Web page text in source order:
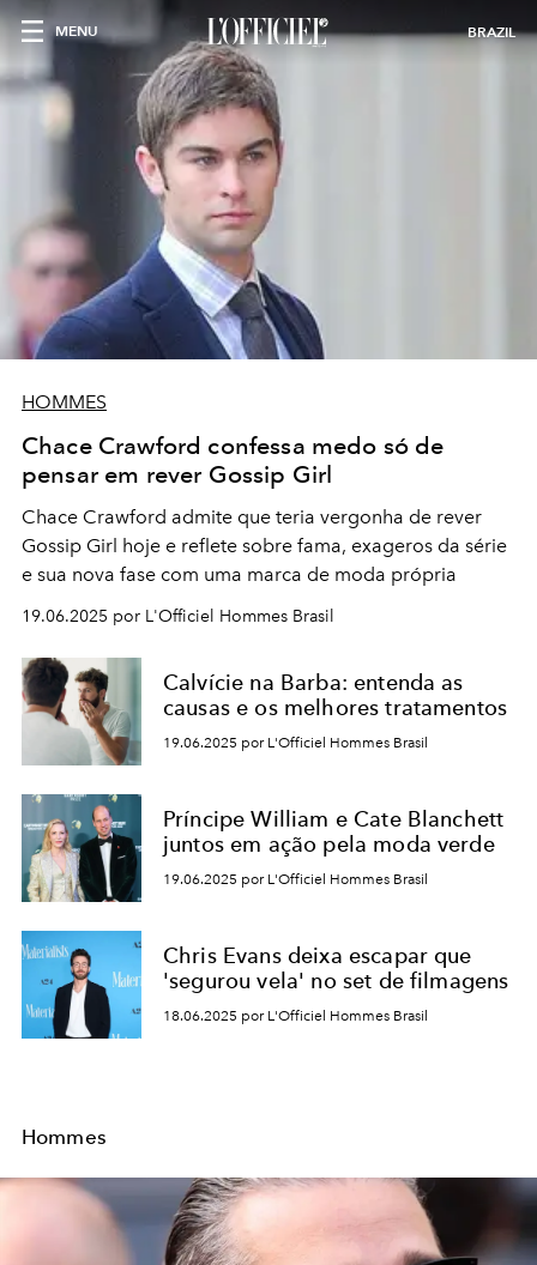
MENU BRAZIL
HOMMES
Chace Crawford confessa medo só de
pensar em rever Gossip Girl
Chace Crawford admite que teria vergonha de rever
Gossip Girl hoje e reflete sobre fama, exageros da série
e sua nova fase com uma marca de moda própria
19.06.2025 por L'Officiel Hommes Brasil
Calvície na Barba: entenda as
causas e os melhores tratamentos
19.06.2025 por L'Officiel Hommes Brasil
Príncipe William e Cate Blanchett
juntos em ação pela moda verde
19.06.2025 por L'Officiel Hommes Brasil
Chris Evans deixa escapar que
'segurou vela' no set de filmagens
18.06.2025 por L'Officiel Hommes Brasil
Hommes